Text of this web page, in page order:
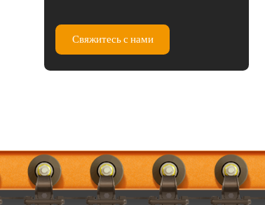
Свяжитесь с нами